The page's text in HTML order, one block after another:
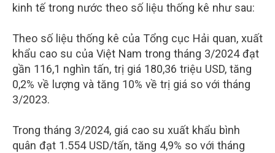
kinh tế trong nước theo số liệu thống kê như sau:
Theo số liệu thống kê của Tổng cục Hải quan, xuất
khẩu cao su của Việt Nam trong tháng 3/2024 đạt
gần 116,1 nghìn tấn, trị giá 180,36 triệu USD, tăng
0,2% về lượng và tăng 10% về trị giá so với tháng
3/2023.
Trong tháng 3/2024, giá cao su xuất khẩu bình
quân đạt 1.554 USD/tấn, tăng 4,9% so với tháng